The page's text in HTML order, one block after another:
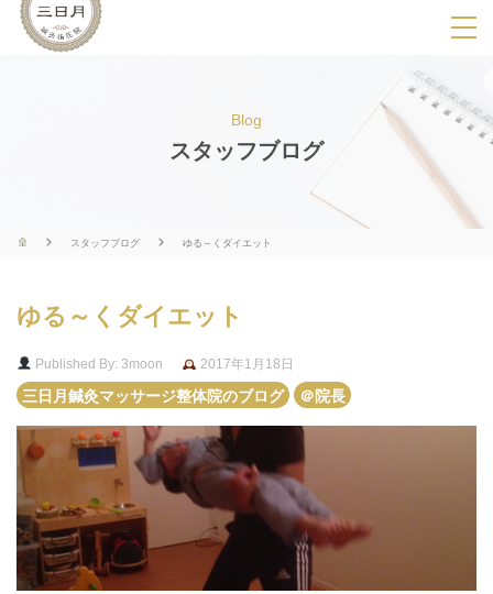
SPメニ
ー
展
用
ボ
Blog
スタッフブログ
スタッフブログ ゆる～くダイエット
ゆる～くダイエット
Published By: 3moon
2017年1月18日
三日月鍼灸マッサージ整体院のブログ
＠院長